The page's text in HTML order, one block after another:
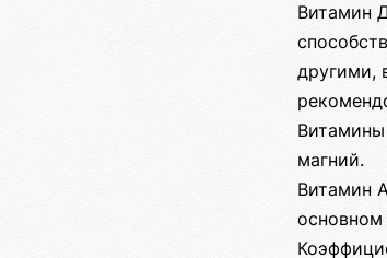
Витамин
другими,
магний.
Витамин
основном